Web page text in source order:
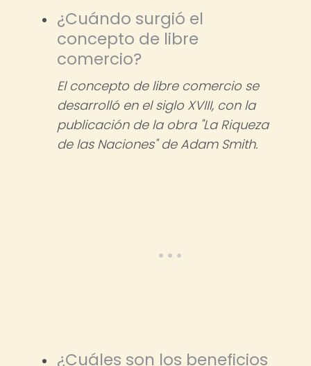
¿Cuándo surgió el
concepto de libre
comercio?
El concepto de libre comercio se
desarrolló en el siglo XVIII, con la
publicación de la obra "La Riqueza
de las Naciones" de Adam Smith.
¿Cuáles son los beneficios